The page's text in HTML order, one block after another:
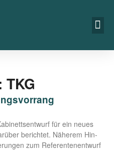
TKG
für ein neu­es
berich­tet. Nähe­rem Hin­
zum Refe­ren­ten­ent­wurf